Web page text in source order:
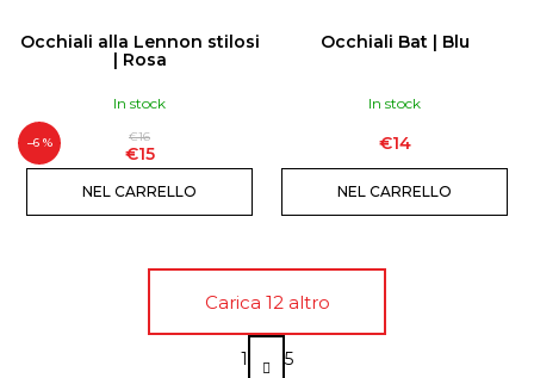
–6 %
Occhiali alla Lennon stilosi
| Rosa
In stock
€16
€15
NEL CARRELLO
Occhiali Bat | Blu
In stock
€14
NEL CARRELLO
Carica 12 altro
P
a
1 5